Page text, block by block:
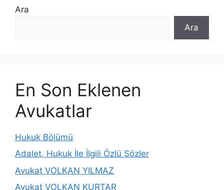
Ara
Ara
En Son Eklenen
Avukatlar
Hukuk Bölümü
Adalet, Hukuk İle İlgili Özlü Sözler
Avukat VOLKAN YILMAZ
Avukat VOLKAN KURTAR